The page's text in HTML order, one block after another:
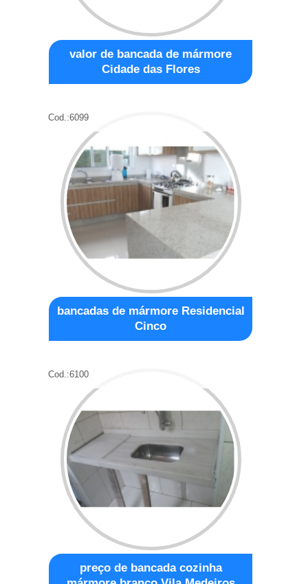
valor de bancada de mármore
Cidade das Flores
Cod.:6099
bancadas de mármore Residencial
Cinco
Cod.:6100
preço de bancada cozinha